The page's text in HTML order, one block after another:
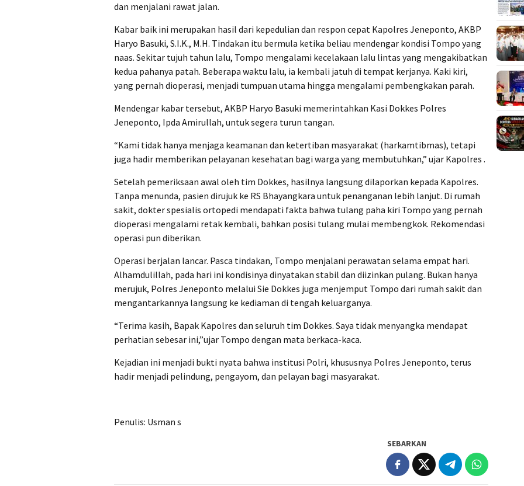
dan menjalani rawat jalan.
Kabar baik ini merupakan hasil dari kepedulian dan respon cepat Kapolres Jeneponto, AKBP
Haryo Basuki, S.I.K., M.H. Tindakan itu bermula ketika beliau mendengar kondisi Tompo yang
naas. Sekitar tujuh tahun lalu, Tompo mengalami kecelakaan lalu lintas yang mengakibatkan
kedua pahanya patah. Beberapa waktu lalu, ia kembali jatuh di tempat kerjanya. Kaki kiri,
yang pernah dioperasi, menjadi tumpuan utama hingga mengalami pembengkakan parah.
Mendengar kabar tersebut, AKBP Haryo Basuki memerintahkan Kasi Dokkes Polres
Jeneponto, Ipda Amirullah, untuk segera turun tangan.
“Kami tidak hanya menjaga keamanan dan ketertiban masyarakat (harkamtibmas), tetapi
juga hadir memberikan pelayanan kesehatan bagi warga yang membutuhkan,” ujar Kapolres .
Setelah pemeriksaan awal oleh tim Dokkes, hasilnya langsung dilaporkan kepada Kapolres.
Tanpa menunda, pasien dirujuk ke RS Bhayangkara untuk penanganan lebih lanjut. Di rumah
sakit, dokter spesialis ortopedi mendapati fakta bahwa tulang paha kiri Tompo yang pernah
dioperasi mengalami retak kembali, bahkan posisi tulang mulai membengkok. Rekomendasi
operasi pun diberikan.
Operasi berjalan lancar. Pasca tindakan, Tompo menjalani perawatan selama empat hari.
Alhamdulillah, pada hari ini kondisinya dinyatakan stabil dan diizinkan pulang. Bukan hanya
merujuk, Polres Jeneponto melalui Sie Dokkes juga menjemput Tompo dari rumah sakit dan
mengantarkannya langsung ke kediaman di tengah keluarganya.
“Terima kasih, Bapak Kapolres dan seluruh tim Dokkes. Saya tidak menyangka mendapat
perhatian sebesar ini,”ujar Tompo dengan mata berkaca-kaca.
Kejadian ini menjadi bukti nyata bahwa institusi Polri, khususnya Polres Jeneponto, terus
hadir menjadi pelindung, pengayom, dan pelayan bagi masyarakat.
Penulis: Usman s
SEBARKAN